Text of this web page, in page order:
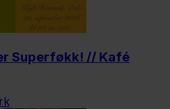
Superføkk! // Kafé